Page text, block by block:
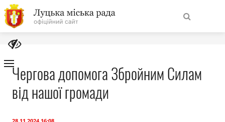
На
головну
НавігаціяПро місто
Чергова допомога Збройним Силам
від нашої громади